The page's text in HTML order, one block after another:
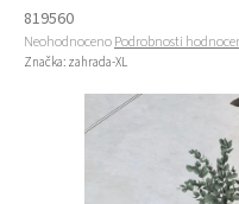
819560
Průměrné hodnocení produktu
NeohodnocenoPodrobnosti
Značka: zahrada-XL